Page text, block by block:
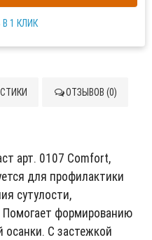
1 КЛИК
ОТЗЫВОВ (0)
арт. 0107 Comfort,
для профилактики
сутулости,
Помогает формированию
осанки. С застежкой